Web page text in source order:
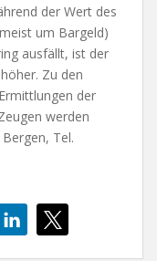
der Wert des
um Bargeld)
ausfällt, ist der
Zu den
der
werden
Tel.